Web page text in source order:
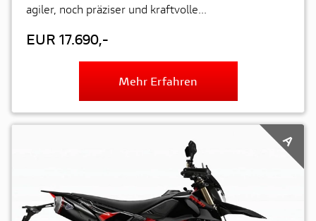
agiler, noch präziser und kraftvolle...
EUR 17.690,-
Mehr Erfahren
A